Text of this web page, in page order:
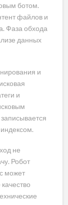
ботом.
файлов и
Фаза обхода
данных
и
и
не
Робот
может